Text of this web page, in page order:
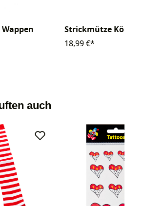
Strickmütze Köln
18,99 €*
auch